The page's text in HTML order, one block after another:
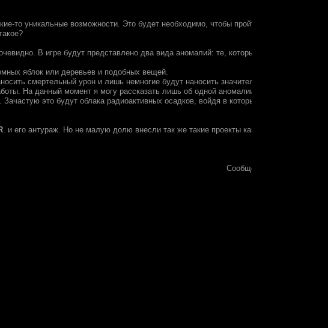
то уникальные возможности. Это будет необходимо, чтобы пройти игру проще, но
В игре будут представлено два вида аномалий: те, которые мы сможем
яблок или деревьев и подобных вещей.
смертельный урон и лишь немногие будут наносить значительный ущерб. Это
На данный момент я могу рассказать лишь об одной аномалии. И ее называют
это будут облака радиоактивных осадков, войдя в которые, будет
. и его антураж. Но не малую долю внесли так же такие проекты как
Сообщение